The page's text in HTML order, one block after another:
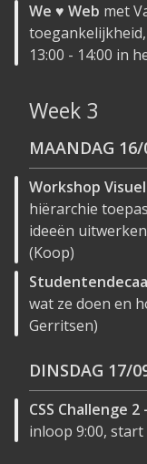
We ♥ Web met
13:00 - 14:00 in
Week 3
MAANDAG 16/
Workshop
hiërarchie
ideeën
(Koop)
wat ze doen en
Gerritsen)
DINSDAG 17/
CSS Challenge 2 -
inloop 9:00, start